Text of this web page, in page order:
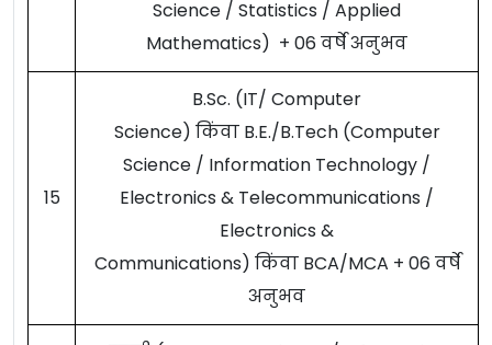
Science / Statistics / Applied
Mathematics) + 06 वर्षे अनुभव
15
B.Sc. (IT/ Computer
Science) किंवा B.E./B.Tech (Computer
Science / Information Technology /
Electronics & Telecommunications /
Electronics &
Communications) किंवा BCA/MCA + 06 वर्षे
अनुभव